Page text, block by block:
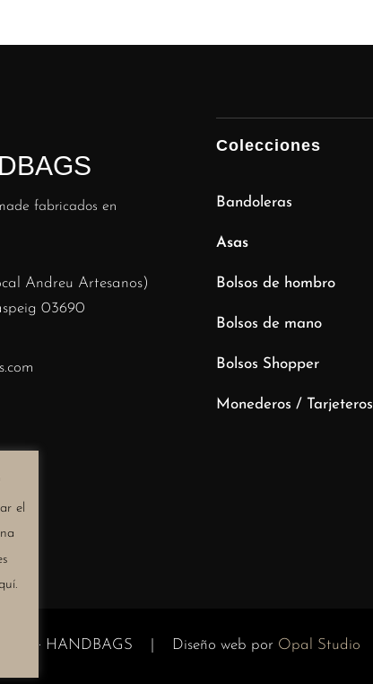
fabricados en
Andreu Artesanos)
03690
Colecciones
Bandoleras
Asas
Bolsos de hombro
Bolsos de mano
Bolsos Shopper
Monederos / Tarjeteros
· HANDBAGS | Diseño web por Opal Studio
el